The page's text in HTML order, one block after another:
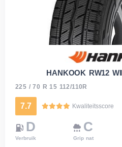
HANKOOK RW12
225 / 70 R 15 112/110R
7.7 Kwaliteitsscore
D
Verbruik
C
Grip nat